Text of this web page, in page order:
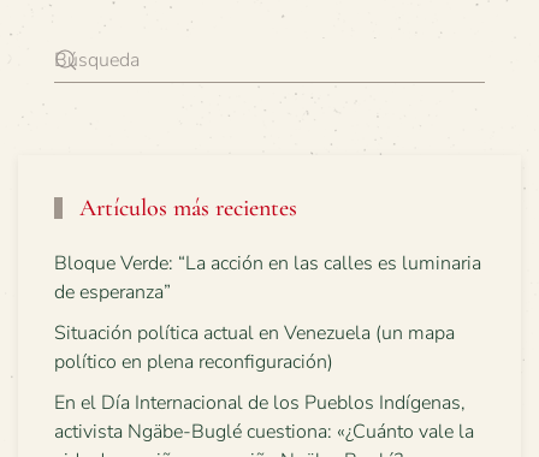
Artículos más recientes
Bloque Verde: “La acción en las calles es luminaria
de esperanza”
Situación política actual en Venezuela (un mapa
político en plena reconfiguración)
En el Día Internacional de los Pueblos Indígenas,
activista Ngäbe-Buglé cuestiona: «¿Cuánto vale la